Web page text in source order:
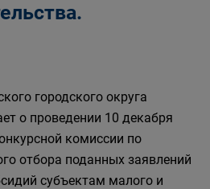
городского округа
о проведении 10 декабря
комиссии по
отбора поданных заявлений
субъектам малого и